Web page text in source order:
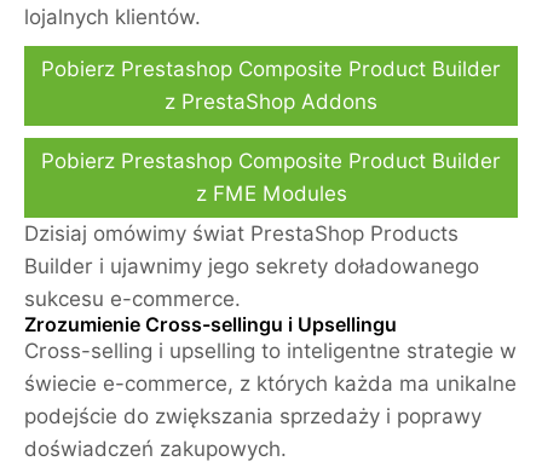
lojalnych klientów.
Pobierz Prestashop Composite Product Builder
z PrestaShop Addons
Pobierz Prestashop Composite Product Builder
z FME Modules
Dzisiaj omówimy świat PrestaShop Products
Builder i ujawnimy jego sekrety doładowanego
sukcesu e-commerce.
Zrozumienie Cross-sellingu i Upsellingu
Cross-selling i upselling to inteligentne strategie w
świecie e-commerce, z których każda ma unikalne
podejście do zwiększania sprzedaży i poprawy
doświadczeń zakupowych.